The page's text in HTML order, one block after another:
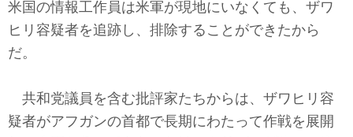
米国の情報工作員は米軍が現地にいなくても、ザワ
ヒリ容疑者を追跡し、排除することができたから
だ。
共和党議員を含む批評家たちからは、ザワヒリ容
疑者がアフガンの首都で長期にわたって作戦を展開